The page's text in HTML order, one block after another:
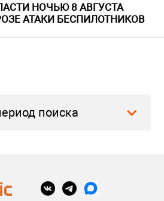
НОЧЬЮ 8 АВГУСТА
АТАКИ БЕСПИЛОТНИКОВ
поиска